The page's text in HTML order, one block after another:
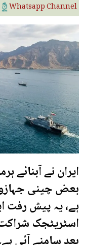
Whatsapp Channel
ایران نے آبنائے
بعض چینی
ہے، یہ پیش رفت
اسٹریٹجک